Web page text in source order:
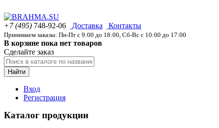
+7 (495) 748-92-06 Доставка Контакты
Принимаем заказы: Пн-Пт с 9:00 до 18:00, Сб-Вс с 10:00 до 17:00
В корзине пока нет товаров
Сделайте заказ
Найти
Вход
Регистрация
Каталог продукции